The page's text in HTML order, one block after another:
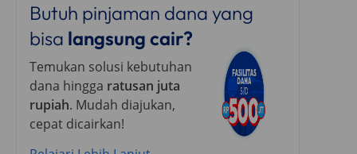
Butuh pinjaman dana yang
bisa langsung cair?
Temukan solusi kebutuhan
dana hingga ratusan juta
rupiah. Mudah diajukan,
cepat dicairkan!